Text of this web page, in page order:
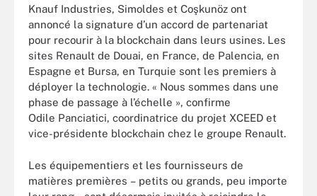
Knauf Industries, Simoldes et Coşkunöz ont
annoncé la signature d’un accord de partenariat
pour recourir à la blockchain dans leurs usines. Les
sites Renault de Douai, en France, de Palencia, en
Espagne et Bursa, en Turquie sont les premiers à
déployer la technologie. « Nous sommes dans une
phase de passage à l’échelle », confirme
Odile Panciatici, coordinatrice du projet XCEED et
vice-présidente blockchain chez le groupe Renault.
Les équipementiers et les fournisseurs de
matières premières – petits ou grands, peu importe